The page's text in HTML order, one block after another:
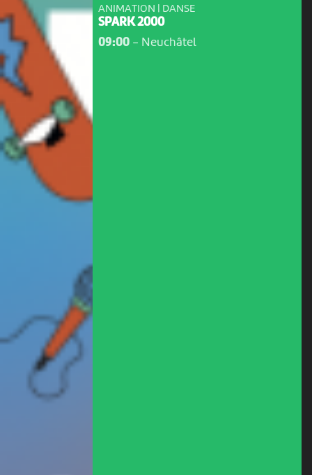
ANIMATION | DANSE
SPARK 2000
09:00- Neuchâtel